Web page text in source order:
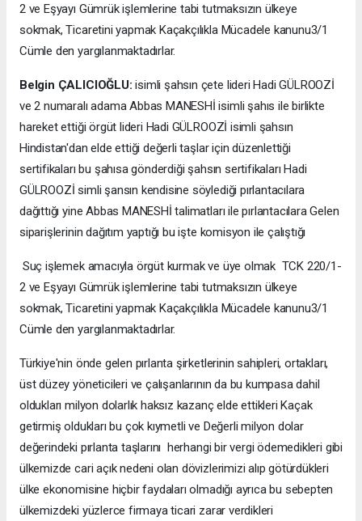
2 ve Eşyayı Gümrük işlemlerine tabi tutmaksızın ülkeye
sokmak, Ticaretini yapmak Kaçakçılıkla Mücadele kanunu3/1
Cümle den yargılanmaktadırlar.
Belgin ÇALICIOĞLU: isimli şahsın çete lideri Hadi GÜLROOZİ
ve 2 numaralı adama Abbas MANESHİ isimli şahıs ile birlikte
hareket ettiği örgüt lideri Hadi GÜLROOZİ isimli şahsın
Hindistan'dan elde ettiği değerli taşlar için düzenlettiği
sertifikaları bu şahısa gönderdiği şahsın sertifikaları Hadi
GÜLROOZİ simli şansın kendisine söylediği pırlantacılara
dağıttığı yine Abbas MANESHİ talimatları ile pırlantacılara Gelen
siparişlerinin dağıtım yaptığı bu işte komisyon ile çalıştığı
Suç işlemek amacıyla örgüt kurmak ve üye olmak TCK 220/1-
2 ve Eşyayı Gümrük işlemlerine tabi tutmaksızın ülkeye
sokmak, Ticaretini yapmak Kaçakçılıkla Mücadele kanunu3/1
Cümle den yargılanmaktadırlar.
Türkiye'nin önde gelen pırlanta şirketlerinin sahipleri, ortakları,
üst düzey yöneticileri ve çalışanlarının da bu kumpasa dahil
oldukları milyon dolarlık haksız kazanç elde ettikleri Kaçak
getirmiş oldukları bu çok kıymetli ve Değerli milyon dolar
değerindeki pırlanta taşlarını herhangi bir vergi ödemedikleri gibi
ülkemizde cari açık nedeni olan dövizlerimizi alıp götürdükleri
ülke ekonomisine hiçbir faydaları olmadığı ayrıca bu sebepten
ülkemizdeki yüzlerce firmaya ticari zarar verdikleri